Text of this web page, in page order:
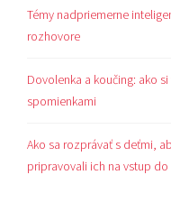
Témy nadpriemerne
rozhovore
Dovolenka a koučing: ako
spomienkami
Ako sa rozprávať s deťmi,
pripravovali ich na vstup do